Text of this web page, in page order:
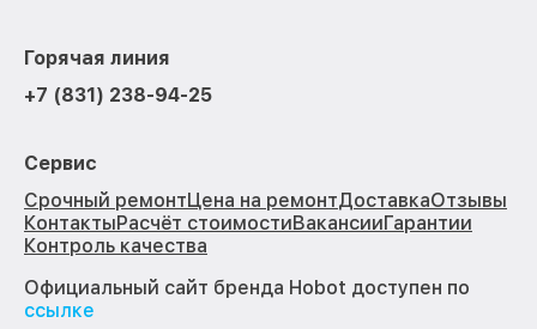
Горячая линия
+7 (831) 238-94-25
Сервис
Срочный ремонтЦена на ремонтДоставкаОтзывы
КонтактыРасчёт стоимостиВакансииГарантии
Контроль качества
Официальный сайт бренда Hobot доступен по
ссылке